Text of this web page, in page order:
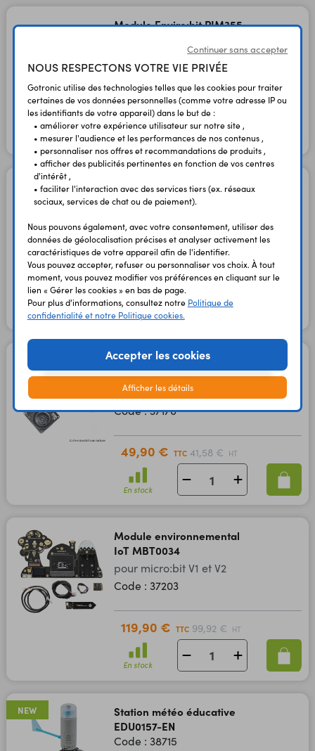
Module Enviro:bit PIM355
32,95 € TTC 27,46 € HT
En stock
Module environnemental
5674
Code : 37482
47,90 € TTC 39,92 € HT
En stock
Capteur de qualité d'air
SKU00086
pour micro:bit V1 et V2
Code : 37170
49,90 € TTC 41,58 € HT
En stock
Module environnemental
IoT MBT0034
pour micro:bit V1 et V2
Code : 37203
119,90 € TTC 99,92 € HT
En stock
NEW
Station météo éducative
EDU0157-EN
Code : 38715
Continuer sans accepter
NOUS RESPECTONS VOTRE VIE PRIVÉE
Gotronic utilise des technologies telles que les cookies pour traiter
certaines de vos données personnelles (comme votre adresse IP ou
les identifiants de votre appareil) dans le but de :
• améliorer votre expérience utilisateur sur notre site ,
• mesurer l'audience et les performances de nos contenus ,
• personnaliser nos offres et recommandations de produits ,
• afficher des publicités pertinentes en fonction de vos centres
d'intérêt ,
• faciliter l'interaction avec des services tiers (ex. réseaux
sociaux, services de chat ou de paiement).
Nous pouvons également, avec votre consentement, utiliser des
données de géolocalisation précises et analyser activement les
caractéristiques de votre appareil afin de l'identifier.
Vous pouvez accepter, refuser ou personnaliser vos choix. À tout
moment, vous pouvez modifier vos préférences en cliquant sur le
lien « Gérer les cookies » en bas de page.
Pour plus d'informations, consultez notre Politique de
confidentialité et notre Politique cookies.
Accepter les cookies
Afficher les détails